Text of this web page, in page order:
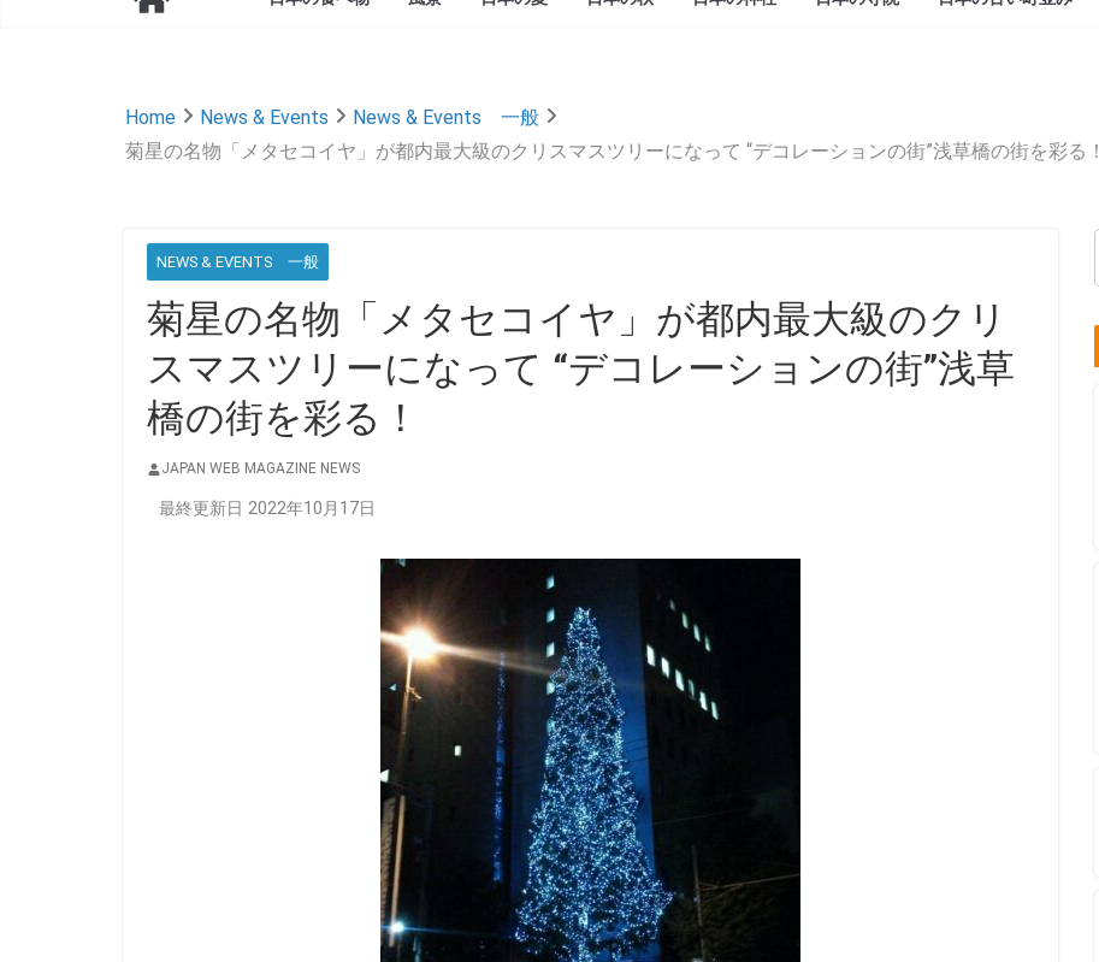
Home News & Events
News & Events 一般
菊星の名物「メタセコイヤ」が都内最大級のクリスマスツリーになって “デコレーションの街”浅草橋の街を彩る！
NEWS & EVENTS 一般
菊星の名物「メタセコイヤ」が都内最大級のクリ
スマスツリーになって “デコレーションの街”浅草
橋の街を彩る！
JAPAN WEB MAGAZINE NEWS
最終更新日 2022年10月17日